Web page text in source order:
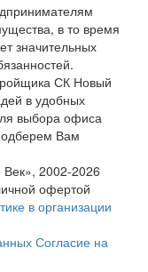
в то время
значительных
СК Новый
в удобных
выбора офиса
Вам
2002-2026
офертой
в организации
Согласие на